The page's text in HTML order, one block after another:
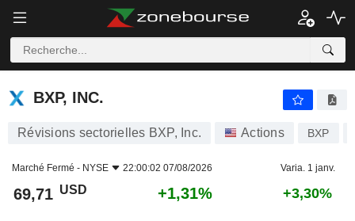
BXP, INC. +1,31%
BXP, INC.
Révisions sectorielles BXP, Inc. Actions BXP
Marché Fermé - NYSE 22:00:02 07/08/2026 Varia. 1 janv.
69,71 USD +1,31% +3,30%